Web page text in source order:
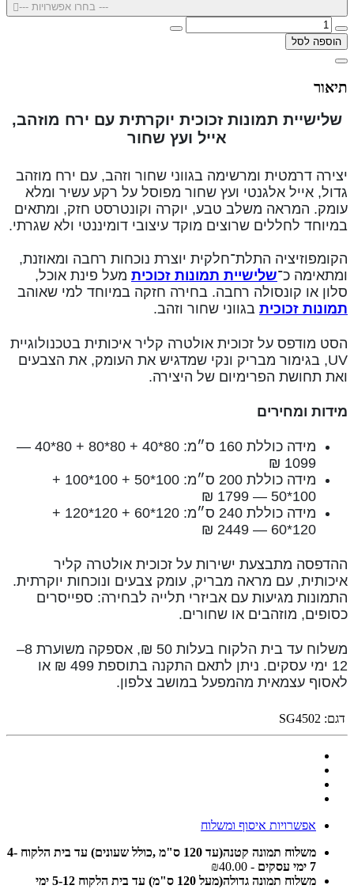
--- בחרו אפשרויות ---
הוספה לסל
תיאור
שלישיית תמונות זכוכית יוקרתית עם ירח מוזהב,
אייל ועץ שחור
יצירה דרמטית ומרשימה בגווני שחור וזהב, עם ירח מוזהב
גדול, אייל אלגנטי ועץ שחור מפוסל על רקע עשיר ומלא
עומק. המראה משלב טבע, יוקרה וקונטרסט חזק, ומתאים
במיוחד לחללים שרוצים מוקד עיצובי דומיננטי ולא שגרתי.
הקומפוזיציה התלת־חלקית יוצרת נוכחות רחבה ומאוזנת,
ומתאימה כ־שלישיית תמונות זכוכית מעל פינת אוכל,
סלון או קונסולה רחבה. בחירה חזקה במיוחד למי שאוהב
תמונות זכוכית בגווני שחור וזהב.
הסט מודפס על זכוכית אולטרה קליר איכותית בטכנולוגיית
UV, בגימור מבריק ונקי שמדגיש את העומק, את הצבעים
ואת תחושת הפרימיום של היצירה.
מידות ומחירים
מידה כוללת 160 ס״מ: 80*40 + 80*80 + 80*40 —
1099 ₪
מידה כוללת 200 ס״מ: 100*50 + 100*100 +
100*50 — 1799 ₪
מידה כוללת 240 ס״מ: 120*60 + 120*120 +
120*60 — 2449 ₪
ההדפסה מתבצעת ישירות על זכוכית אולטרה קליר
איכותית, עם מראה מבריק, עומק צבעים ונוכחות יוקרתית.
התמונות מגיעות עם אביזרי תלייה לבחירה: ספייסרים
כסופים, מוזהבים או שחורים.
משלוח עד בית הלקוח בעלות 50 ₪, אספקה משוערת 8–
12 ימי עסקים. ניתן לתאם התקנה בתוספת 499 ₪ או
לאסוף עצמאית מהמפעל במושב צלפון.
דגם: SG4502
אפשרויות איסוף ומשלוח
משלוח תמונה קטנה(עד 120 ס"מ ,כולל שעונים) עד בית הלקוח 4-
7 ימי עסקים
- ₪40.00
משלוח תמונה גדולה(מעל 120 ס"מ) עד בית הלקוח 5-12 ימי